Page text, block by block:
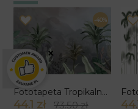
-40%
Fototapeta Tropikalna Beżowa
44.1 zł 73.50 zł
×